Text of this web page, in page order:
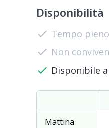
Disponibilità
check Tempo pieno
check Non
check Disponibile
Mattina